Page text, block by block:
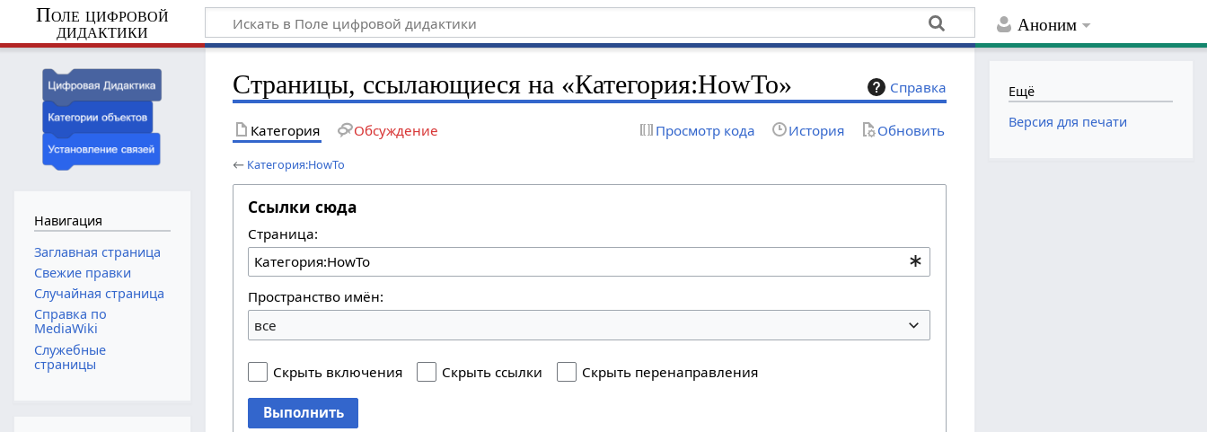
Аноним
Поле цифровой
дидактики
Справка
Страницы, ссылающиеся на «Категория:HowTo»
Категория Обсуждение Просмотр кода История Обновить
← Категория:HowTo
Ссылки сюда
Страница:
Пространство имён:
все
Скрыть включения Скрыть ссылки Скрыть перенаправления
Выполнить
Навигация
Заглавная страница
Свежие правки
Случайная страница
Справка по
MediaWiki
Служебные
страницы
Ещё
Версия для печати